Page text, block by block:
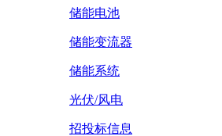
储能电池
储能变流器
储能系统
光伏/风电
招投标信息